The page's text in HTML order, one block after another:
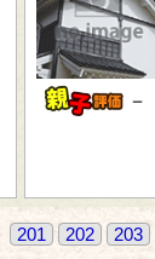
－
201 202 203